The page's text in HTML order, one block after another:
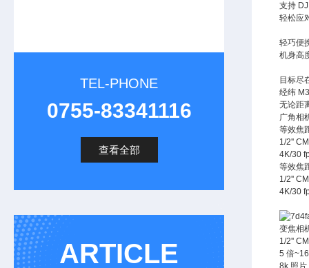
TEL-PHONE
0755-83341116
查看全部
ARTICLE
支持
轻松应
轻巧便
机身高
目标尽
经纬
无论距
广角相
等效焦
1/2''
4K/30
等效焦
1/2''
4K/30
变焦相
1/2''
5 倍
8k 照片